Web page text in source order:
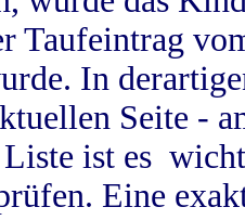
Taufeintrag
In
Seite -
ist es
Eine